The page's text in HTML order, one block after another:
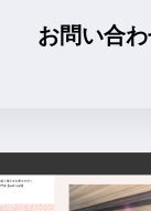
お問い合